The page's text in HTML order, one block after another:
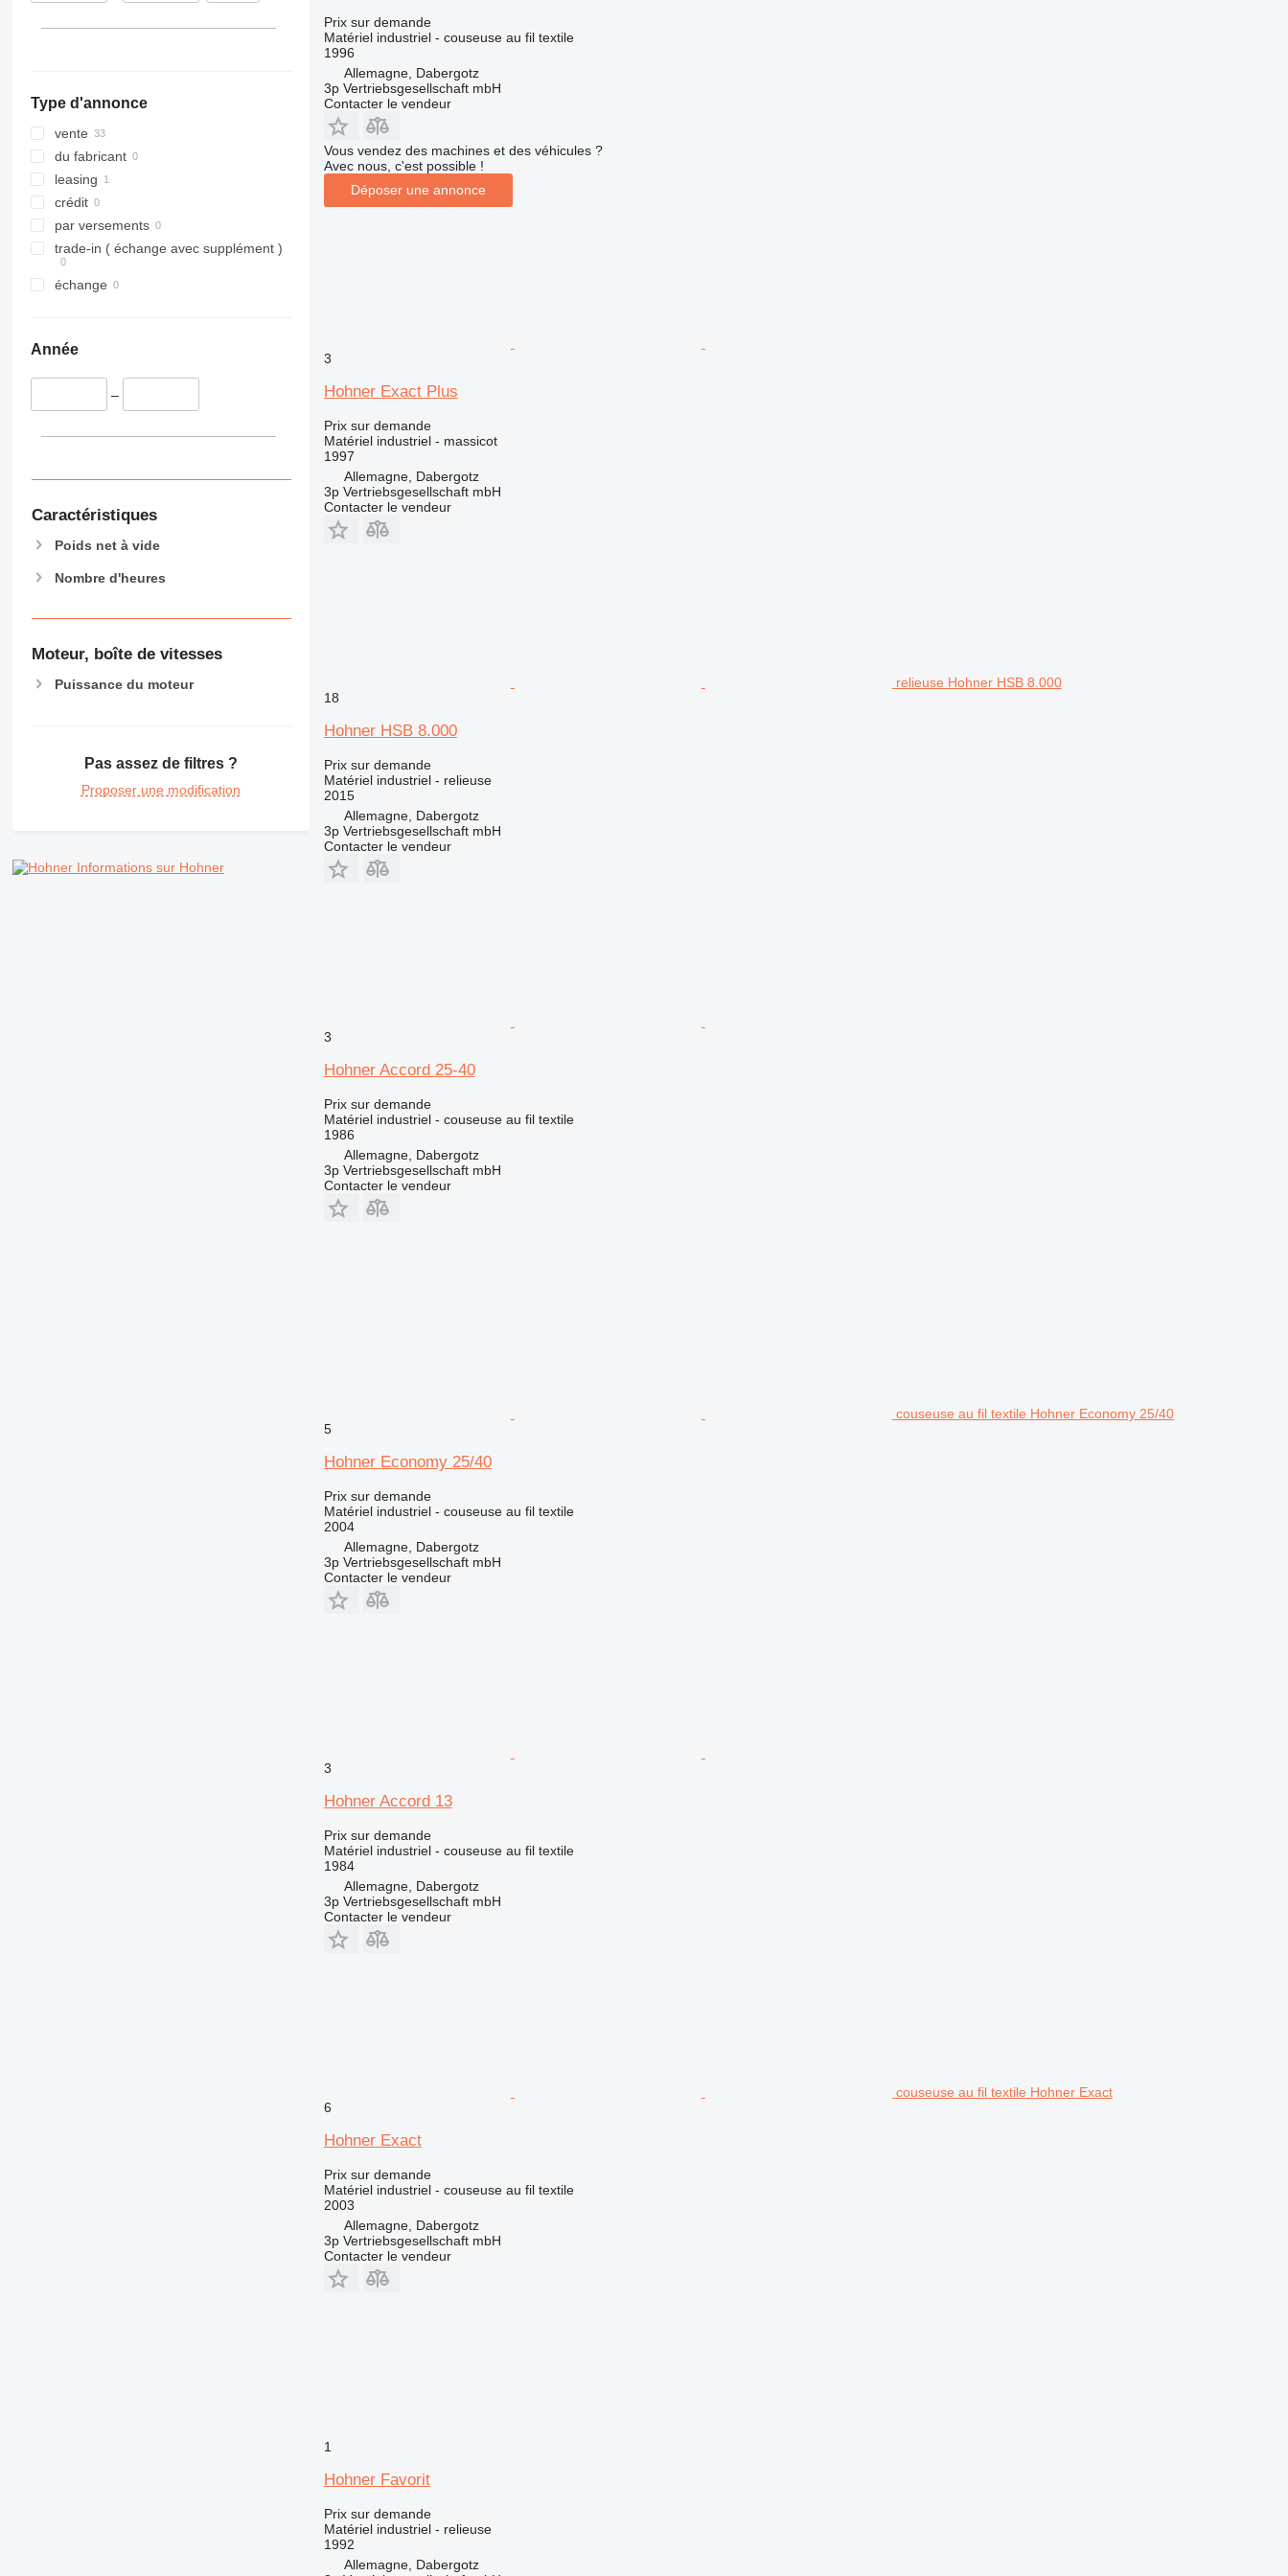
Type d'annonce
vente
du fabricant
leasing
crédit
par versements
trade-in ( échange avec supplément )
échange
Année
–
Caractéristiques
Poids net à vide
Nombre d'heures
Moteur, boîte de vitesses
Puissance du moteur
Pas assez de filtres ?
Proposer une modification
Informations sur Hohner
Prix sur demande
Matériel industriel - couseuse au fil textile
1996
Allemagne, Dabergotz
3p Vertriebsgesellschaft mbH
Contacter le vendeur
Vous vendez des machines et des véhicules ?
Avec nous, c'est possible !
Déposer une annonce
3
Hohner Exact Plus
Prix sur demande
Matériel industriel - massicot
1997
Allemagne, Dabergotz
3p Vertriebsgesellschaft mbH
Contacter le vendeur
relieuse Hohner HSB 8.000
18
Hohner HSB 8.000
Prix sur demande
Matériel industriel - relieuse
2015
Allemagne, Dabergotz
3p Vertriebsgesellschaft mbH
Contacter le vendeur
3
Hohner Accord 25-40
Prix sur demande
Matériel industriel - couseuse au fil textile
1986
Allemagne, Dabergotz
3p Vertriebsgesellschaft mbH
Contacter le vendeur
couseuse au fil textile Hohner Economy 25/40
5
Hohner Economy 25/40
Prix sur demande
Matériel industriel - couseuse au fil textile
2004
Allemagne, Dabergotz
3p Vertriebsgesellschaft mbH
Contacter le vendeur
3
Hohner Accord 13
Prix sur demande
Matériel industriel - couseuse au fil textile
1984
Allemagne, Dabergotz
3p Vertriebsgesellschaft mbH
Contacter le vendeur
couseuse au fil textile Hohner Exact
6
Hohner Exact
Prix sur demande
Matériel industriel - couseuse au fil textile
2003
Allemagne, Dabergotz
3p Vertriebsgesellschaft mbH
Contacter le vendeur
1
Hohner Favorit
Prix sur demande
Matériel industriel - relieuse
1992
Allemagne, Dabergotz